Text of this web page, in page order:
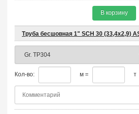
В корзину
Труба бесшовная 1" SCH 30 (33,4х2,9)
Кол-во: м = т